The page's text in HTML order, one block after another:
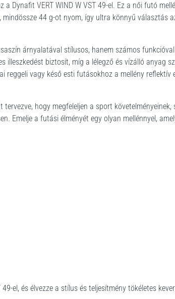
Dynafit VERT WIND W VST 49-el. Ez a női futó
mindössze 44 g-ot nyom, így ultra könnyű választás
árnyalatával stílusos, hanem számos
illeszkedést biztosít, míg a lélegző és vízálló anyag
reggeli vagy késő esti futásokhoz a mellény reflektív
tervezve, hogy megfeleljen a sport
Emelje a futási élményét egy olyan mellénnyel,
el, és élvezze a stílus és teljesítmény tökéletes